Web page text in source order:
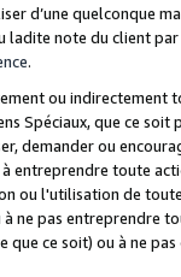
d’une quelconque
note du client
.
ou
Spéciaux, que ce
demander ou
toute
ou l'utilisation de
ne pas entreprendre
que ce soit) ou à ne